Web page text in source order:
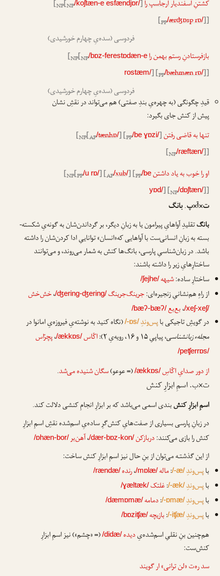
کشتنِ اسفندیارارجاسپ را [NP[NP/koʃtæn-e esfændjɒr/]
[PP/ærʤɒsp rɒ/]]
فردوسی (سده‌یِ چهارم خورشیدی)
بازفرستادنِ رستمبهمن را [NP[NP/bɒz-ferestɒdæn-e
rostæm/] [PP/bæhmæn rɒ/]]
فردوسی (سده‌یِ چهارم خورشیدی)
قیدِ چگونگی (به چهره‌یِ بندِ صفتی) هم می‌تواند در نقشِ نشان
پیش از کنش جای بگیرد:
تنهابه قاضی رفتن [NP[AP/tænhɒ/] [PP/be ɣɒzi/]
[NP/ræftæn/]]
او راخوببه یاد داشتن [NP[PP/u rɒ/] [AP/xub/] [PP/be
yɒd/] [NP/dɒʃtæn/]]
ت×آ×پ. بانگ
بانگتقلیدِ آواهایِ پیرامون یا به زبانِ دیگر، بر گرداندن‌شان به گونه‌یِ شکسته-
بسته به زبانِ انسانی‌ست با آواهایی که«انسان» تواناییِ ادا کردن‌شان را داشته
باشد. در زبان‌شناسیِ پارسی، بانگ‌ها کنش به شمار می‌روند، و می‌توانند
ساختارِهایِ زیر را داشته باشند:
ساختارِ ساده:شیهه/ʃejhe/
از راهِ هم‌نشانیِ زنجیره‌ای:جرینگ‌جرینگ /ʤering-ʤering/،خش‌خش
/xeʃ-xeʃ/،بع‌بع/bæʔ-bæʔ/
در گویشِ تاجیکی باپس‌وندِ/-ɒs/(نگاه کنید به نوشته‌یِ فیروزه‌یِ امانوا در
مجلهء زبانشناسی، پیاپیِ ۱۵ و ۱۶، رویه‌یِ ۲): اکّاس/ækkɒs/،پچرّاس
/peʧerrɒs/
از دور صدایِ اکّاسِ/ækkɒs/(= عوعو)سگان شنیده می‌شد.
ت×ب. اسمِ ابزارِ کنش
اسمِ ابزارِ کنشبندی اسمی می‌باشد که بر ابزارِ انجامِ کنشی دلالت کند.
در زبانِ پارسی بسیاری از صفت‌هایِ کنش‌گرِ ساده‌یِ اسم‌شده نقشِ اسمِ ابزارِ
کنش را بازی می‌کنند:دربازکن/dær-bɒz-kon/،آهن‌بر/ɒhæn-bor/
از این گذشتـه می‌توان از بنِ حال نیز اسمِ ابزارِ کنش ساخت:
باپس‌وندِ/-æ/
:ماله/mɒlæ/،رنده /rændæ/
باپس‌وندِ/-æk/
:غلتک /ɣæltæk/
باپس‌وندِ/-ɒmæ/
:دمامه/dæmɒmæ/
باپس‌وندِ/-iʧæ/
:بازیچه/bɒziʧæ/
هم‌چنین بنِ نقلیِ اسم‌شده‌یِدیده /didæ/(= «چشم») نیز اسمِ ابزارِ
کنش‌ست:
سد ره‌ت «لن ترانی» ار گویند